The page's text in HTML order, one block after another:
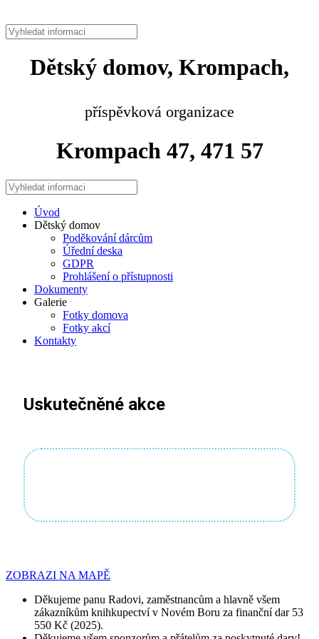
Dětský domov, Krompach,
příspěvková organizace
Krompach 47, 471 57
Úvod
Dětský domov
Poděkování dárcům
Úřední deska
GDPR
Prohlášení o přístupnosti
Dokumenty
Galerie
Fotky domova
Fotky akcí
Kontakty
Uskutečněné akce
ZOBRAZI NA MAPĚ
Děkujeme panu Radovi, zaměstnancům a hlavně všem
zákazníkům knihkupectví v Novém Boru za finanční dar 53
550 Kč (2025).